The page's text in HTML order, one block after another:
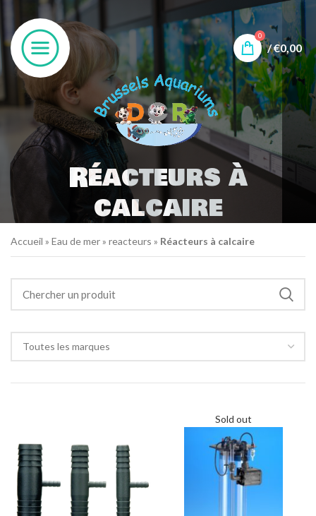
0
/€0,00
Réacteurs à
calcaire
Accueil » Eau de mer» reacteurs » Réacteurs à calcaire
Toutes les marques
Sold out